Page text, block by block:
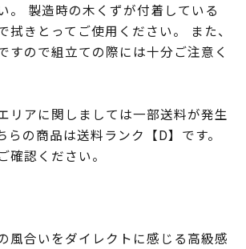
。 製造時の木くずが付着している
拭きとってご使用ください。 また、
すので組立ての際には十分ご注意く
リアに関しましては一部送料が発生
らの商品は送料ランク【D】です。
確認ください。
風合いをダイレクトに感じる高級感